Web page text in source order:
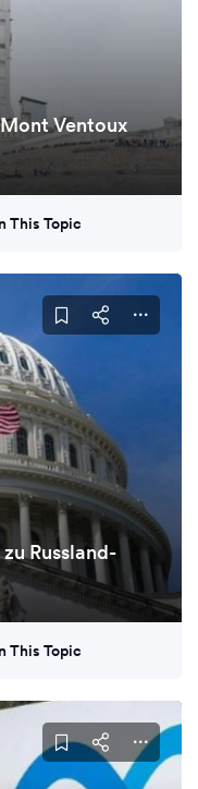
Ventoux
This Topic
Russland-
This Topic